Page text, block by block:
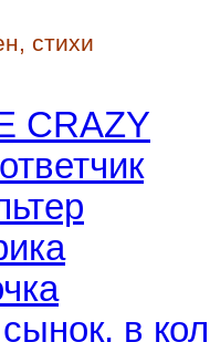
стихи
CRAZY
в